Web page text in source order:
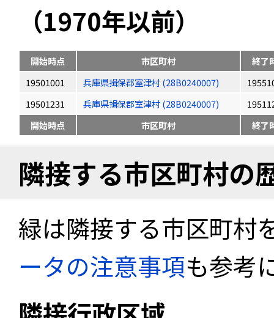
（1970年以前）
開始時点 市区町村
終了
19501001
兵庫県揖保郡室津村 (28B0240007)
19501231
兵庫県揖保郡室津村 (28B0240007)
開始時点
市区町村 終了
隣接する市区町村の
緑は隣接する市区町村
ータの注意事項も参考